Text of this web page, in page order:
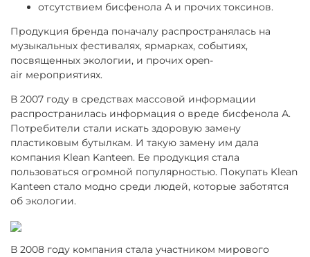
отсутствием бисфенола А и прочих токсинов.
Продукция бренда поначалу распространялась на
музыкальных фестивалях, ярмарках, событиях,
посвященных экологии, и прочих open-
air мероприятиях.
В 2007 году в средствах массовой информации
распространилась информация о вреде бисфенола А.
Потребители стали искать здоровую замену
пластиковым бутылкам. И такую замену им дала
компания Klean Kanteen. Ее продукция стала
пользоваться огромной популярностью. Покупать Klean
Kanteen стало модно среди людей, которые заботятся
об экологии.
В 2008 году компания стала участником мирового